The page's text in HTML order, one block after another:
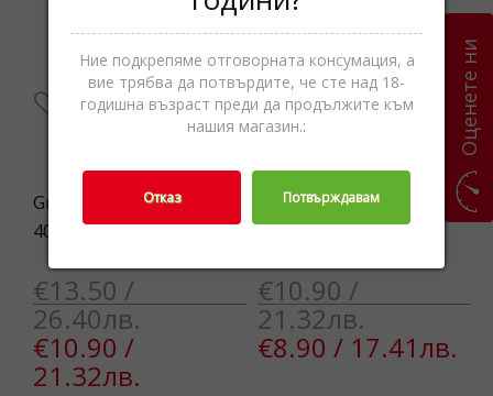
Grant s Sherry/Rum Cask
40% 0,7L
€13.50 /
26.40лв.
€10.90 /
21.32лв.
Lindt Silver Dark
Hazelnut 300g
€10.90 /
21.32лв.
€8.90 / 17.41лв.
Оценете ни
Ние подкрепяме отговорната консумация, а
вие трябва да потвърдите, че сте над 18-
годишна възраст преди да продължите към
нашия магазин.:
Отказ Потвърждавам